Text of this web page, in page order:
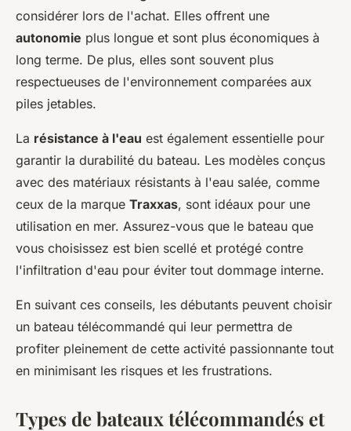
considérer lors de l'achat. Elles offrent une
autonomie plus longue et sont plus économiques à
long terme. De plus, elles sont souvent plus
respectueuses de l'environnement comparées aux
piles jetables.
La résistance à l'eau est également essentielle pour
garantir la durabilité du bateau. Les modèles conçus
avec des matériaux résistants à l'eau salée, comme
ceux de la marque Traxxas, sont idéaux pour une
utilisation en mer. Assurez-vous que le bateau que
vous choisissez est bien scellé et protégé contre
l'infiltration d'eau pour éviter tout dommage interne.
En suivant ces conseils, les débutants peuvent choisir
un bateau télécommandé qui leur permettra de
profiter pleinement de cette activité passionnante tout
en minimisant les risques et les frustrations.
Types de bateaux télécommandés et